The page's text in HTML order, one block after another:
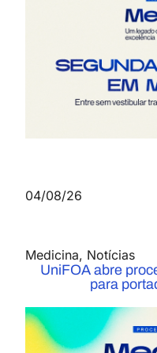
04/08/26
Medicina, Notícias
UniFOA abre
para